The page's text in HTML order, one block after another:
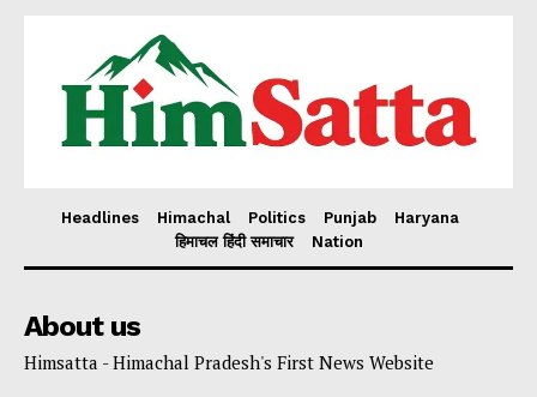
Headlines Himachal Politics Punjab
Haryana
हिमाचल हिंदी समाचार
Nation
About us
Himsatta - Himachal Pradesh's First News Website